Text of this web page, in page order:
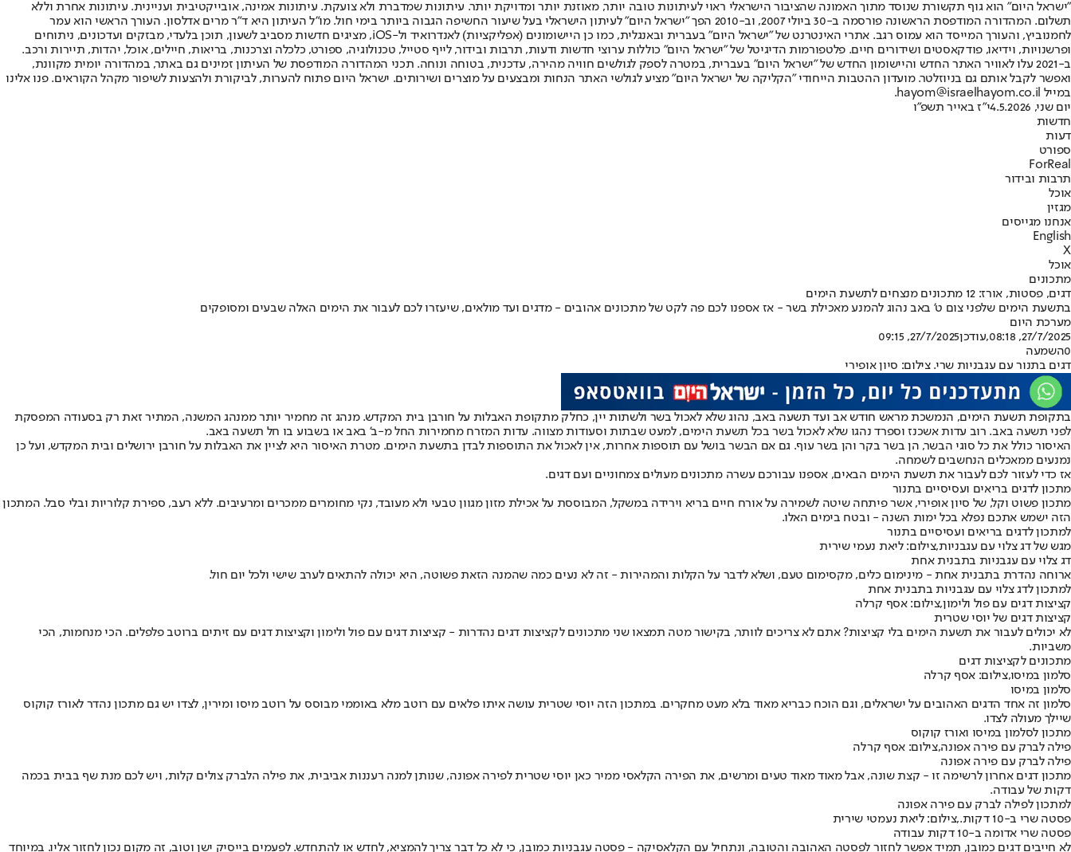
"ישראל היום" הוא גוף תקשורת שנוסד מתוך האמונה שהציבור הישראלי ראוי לעיתונות טובה יותר, מאוזנת יותר ומדויקת יותר. עיתונות שמדברת ולא צועקת. עיתונות אמינה, אובייקטיבית ועניינית. עיתונות אחרת וללא
תשלום. המהדורה המודפסת הראשונה פורסמה ב-30 ביולי 2007, וב-2010 הפך "ישראל היום" לעיתון הישראלי בעל שיעור החשיפה הגבוה ביותר בימי חול. מו"ל העיתון היא ד"ר מרים אדלסון. העורך הראשי הוא עמר
לחמנוביץ, והעורך המייסד הוא עמוס רגב. אתרי האינטרנט של "ישראל היום" בעברית ובאנגלית, כמו כן היישומונים (אפליקציות) לאנדרואיד ול-iOS, מציגים חדשות מסביב לשעון, תוכן בלעדי, מבזקים ועדכונים, ניתוחים
ופרשנויות, וידיאו, פודקאסטים ושידורים חיים. פלטפורמות הדיגיטל של "ישראל היום" כוללות ערוצי חדשות ודעות, תרבות ובידור, לייף סטייל, טכנולוגיה, ספורט, כלכלה וצרכנות, בריאות, חיילים, אוכל, יהדות, תיירות ורכב.
ב-2021 עלו לאוויר האתר החדש והיישומון החדש של "ישראל היום" בעברית, במטרה לספק לגולשים חוויה מהירה, עדכנית, בטוחה ונוחה. תכני המהדורה המודפסת של העיתון זמינים גם באתר, במהדורה יומית מקוונת,
ואפשר לקבל אותם גם בניוזלטר. מועדון ההטבות הייחודי "הקליקה של ישראל היום" מציע לגולשי האתר הנחות ומבצעים על מוצרים ושירותים. ישראל היום פתוח להערות, לביקורת ולהצעות לשיפור מקהל הקוראים. פנו אלינו
במייל hayom@israelhayom.co.il.
יום שני, 4.5.2026
י"ז באייר תשפ"ו
חדשות
דעות
ספורט
ForReal
תרבות ובידור
אוכל
מגזין
אנחנו מגייסים
English
X
אוכל
מתכונים
דגים, פסטות, אורז: 12 מתכונים מנצחים לתשעת הימים
בתשעת הימים שלפני צום ט' באב נהוג להמנע מאכילת בשר - אז אספנו לכם פה לקט של מתכונים אהובים - מדגים ועד מולאים, שיעזרו לכם לעבור את הימים האלה שבעים ומסופקים
מערכת היום
27/7/2025, 08:18
,עודכן27/7/2025, 09:15
0השמעה
דגים בתנור עם עגבניות שרי. צילום: סיון אופירי
בתקופת תשעת הימים, הנמשכת מראש חודש אב ועד תשעה באב, נהוג שלא לאכול בשר ולשתות יין, כחלק מתקופת האבלות על חורבן בית המקדש. מנהג זה מחמיר יותר ממנהג המשנה, המתיר זאת רק בסעודה המפסקת
לפני תשעה באב. רוב עדות אשכנז וספרד נהגו שלא לאכול בשר בכל תשעת הימים, למעט שבתות וסעודות מצווה. עדות המזרח מחמירות החל מ-ב' באב או בשבוע בו חל תשעה באב.
האיסור כולל את כל סוגי הבשר, הן בשר בקר והן בשר עוף. גם אם הבשר בושל עם תוספות אחרות, אין לאכול את התוספות לבדן בתשעת הימים. מטרת האיסור היא לציין את האבלות על חורבן ירושלים ובית המקדש, ועל כן
נמנעים ממאכלים הנחשבים לשמחה.
אז כדי לעזור לכם לעבור את תשעת הימים הבאים, אספנו עבורכם עשרה מתכונים מעולים צמחוניים ועם דגים.
מתכון לדגים בריאים ועסיסיים בתנור
מתכון פשוט וקל, של סיון אופירי, אשר פיתחה שיטה לשמירה על אורח חיים בריא וירידה במשקל, המבוססת על אכילת מזון מגוון טבעי ולא מעובד, נקי מחומרים ממכרים ומרעיבים. ללא רעב, ספירת קלוריות ובלי סבל. המתכון
הזה ישמש אתכם נפלא בכל ימות השנה - ובטח בימים האלו.
למתכון לדגים בריאים ועסיסיים בתנור
מגש של דג צלוי עם עגבניות,צילום: ליאת נעמי שירית
דג צלוי עם עגבניות בתבנית אחת
ארוחה נהדרת בתבנית אחת - מינימום כלים, מקסימום טעם, ושלא לדבר על הקלות והמהירות - זה לא נעים כמה שהמנה הזאת פשוטה, היא יכולה להתאים לערב שישי ולכל יום חול.
למתכון לדג צלוי עם עגבניות בתבנית אחת
קציצות דגים עם פול ולימון,צילום: אסף קרלה
קציצות דגים של יוסי שטרית
לא יכולים לעבור את תשעת הימים בלי קציצות? אתם לא צריכים לוותר, בקישור מטה תמצאו שני מתכונים לקציצות דגים נהדרות - קציצות דגים עם פול ולימון וקציצות דגים עם זיתים ברוטב פלפלים. הכי מנחמות, הכי
משביות.
מתכונים לקציצות דגים
סלמון במיסו,צילום: אסף קרלה
סלמון במיסו
סלמון זה אחד הדגים האהובים על ישראלים, וגם הוכח כבריא מאוד בלא מעט מחקרים. במתכון הזה יוסי שטרית עושה איתו פלאים עם רוטב מלא באוממי מבוסס על רוטב מיסו ומירין, לצדו יש גם מתכון נהדר לאורז קוקוס
שיילך מעולה לצדו.
מתכון לסלמון במיסו ואורז קוקוס
פילה לברק עם פירה אפונה,צילום: אסף קרלה
פילה לברק עם פירה אפונה
מתכון דגים אחרון לרשימה זו - קצת שונה, אבל מאוד מאוד טעים ומרשים, את הפירה הקלאסי ממיר כאן יוסי שטרית לפירה אפונה, שנותן למנה רעננות אביבית, את פילה הלברק צולים קלות, ויש לכם מנת שף בבית בכמה
דקות של עבודה.
למתכון לפילה לברק עם פירה אפונה
פסטה שרי ב-10 דקות.,צילום: ליאת נעמטי שירית
פסטה שרי אדומה ב-10 דקות עבודה
לא חייבים דגים כמובן, תמיד אפשר לחזור לפסטה האהובה והטובה, ונתחיל עם הקלאסיקה - פסטה עגבניות כמובן, כי לא כל דבר צריך להמציא, לחדש או להתחדש. לפעמים בייסיק ישן וטוב, זה מקום נכון לחזור אליו. במיוחד